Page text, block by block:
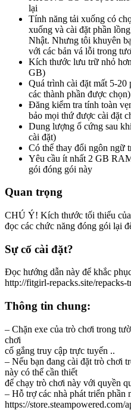
lại
Tính năng tải xuống có
xuống và cài đặt phần
Nhật. Nhưng tôi khuyên
với các bản vá lỗi trong
Kích thước lưu trữ nhỏ
GB)
Quá trình cài đặt mất 5-20
các thành phần được chọn)
Đăng kiểm tra tính toàn
bảo mọi thứ được cài đặt
Dung lượng ổ cứng sau
cài đặt)
Có thể thay đổi ngôn ngữ
Yêu cầu ít nhất 2 GB
gói đóng gói này
Quan trọng
CHÚ Ý! Kích thước tối thiểu
đọc các chức năng đóng gói lại
Sự cố cài đặt?
Đọc hướng dẫn này để khắc
http://fitgirl-repacks.site/repacks-
Thông tin chung:
– Chặn exe của trò chơi trong
chơi
cố gắng truy cập trực tuyến ..
– Nếu bạn đang cài đặt trò chơi
này có thể cần thiết
để chạy trò chơi này với quyền
– Hỗ trợ các nhà phát triển phần
https://store.steampowered.com/